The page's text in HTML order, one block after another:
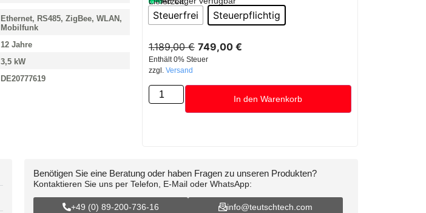
Ethernet, RS485, ZigBee, WLAN,
Mobilfunk
12 Jahre
3,5 kW
DE20777619
Steuerfrei Steuerpflichtig
1.189,00€ 749,00 €
Enthält 0% Steuer
zzgl. Versand
In den Warenkorb
Benötigen Sie eine Beratung oder haben Fragen zu unseren Produkten?
Kontaktieren Sie uns per Telefon, E-Mail oder WhatsApp:
+49 (0) 89-200-736-16
info@teutschtech.com